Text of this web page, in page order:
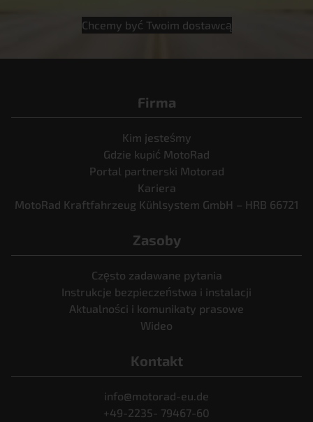
Chcemy być Twoim dostawcą
Firma
Kim jesteśmy
Gdzie kupić MotoRad
Portal partnerski Motorad
Kariera
MotoRad Kraftfahrzeug Kühlsystem GmbH – HRB 66721
Zasoby
Często zadawane pytania
Instrukcje bezpieczeństwa i instalacji
Aktualności i komunikaty prasowe
Wideo
Kontakt
info@motorad-eu.de
+49-2235- 79467-60